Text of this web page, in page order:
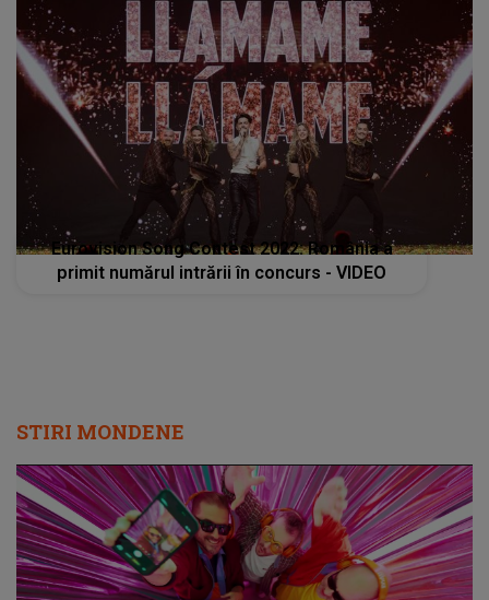
Eurovision Song Contest 2022: România a
primit numărul intrării în concurs - VIDEO
STIRI MONDENE